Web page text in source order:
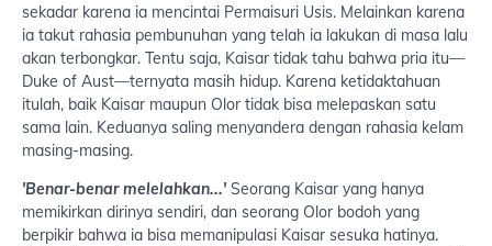
sekadar karena ia mencintai Permaisuri Usis. Melainkan karena
ia takut rahasia pembunuhan yang telah ia lakukan di masa lalu
akan terbongkar. Tentu saja, Kaisar tidak tahu bahwa pria itu—
Duke of Aust—ternyata masih hidup. Karena ketidaktahuan
itulah, baik Kaisar maupun Olor tidak bisa melepaskan satu
sama lain. Keduanya saling menyandera dengan rahasia kelam
masing-masing.
'Benar-benar melelahkan...'Seorang Kaisar yang hanya
memikirkan dirinya sendiri, dan seorang Olor bodoh yang
berpikir bahwa ia bisa memanipulasi Kaisar sesuka hatinya.